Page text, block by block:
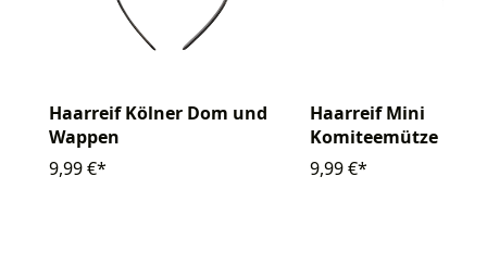
Haarreif Kölner Dom und
Wappen
9,99 €*
Haarreif Mini
Komiteemütze
9,99 €*